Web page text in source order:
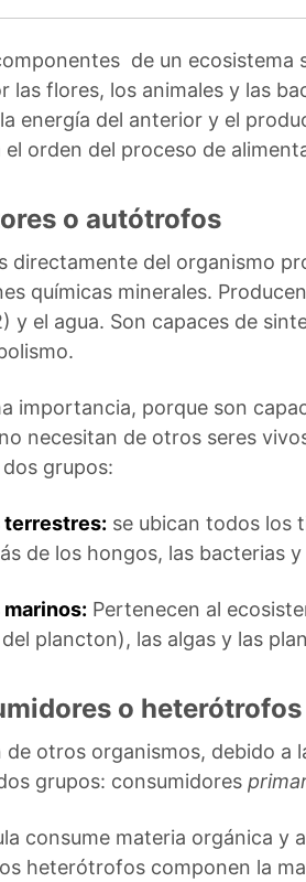
de un ecosistema
las flores, los animales y las
energía del anterior y el
orden del proceso de
o autótrofos
directamente del organismo
químicas minerales.
y el agua. Son capaces de
importancia, porque son
necesitan de otros seres
grupos:
terrestres: se ubican todos los
de los hongos, las bacterias
Pertenecen al
plancton), las algas y las
o heterótrofos
otros organismos, debido a
grupos: consumidores
consume materia orgánica y
heterótrofos componen la